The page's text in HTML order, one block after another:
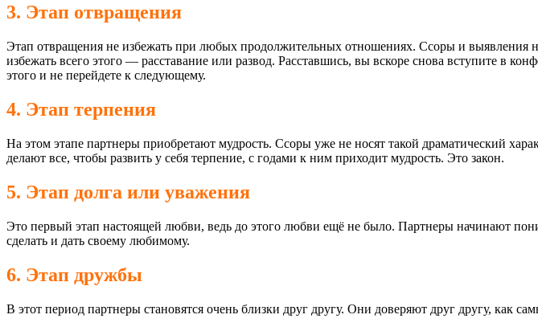
3. Этап отвращения
Этап отвращения не избежать при любых продолжительных отношениях. Ссоры и выявления
избежать всего этого — расставание или развод. Расставшись, вы вскоре снова вступите в
этого и не перейдете к следующему.
4. Этап терпения
На этом этапе партнеры приобретают мудрость. Ссоры уже не носят такой драматический
делают все, чтобы развить у себя терпение, с годами к ним приходит мудрость. Это закон.
5. Этап долга или уважения
Это первый этап настоящей любви, ведь до этого любви ещё не было. Партнеры начинают
сделать и дать своему любимому.
6. Этап дружбы
В этот период партнеры становятся очень близки друг другу. Они доверяют друг другу, как